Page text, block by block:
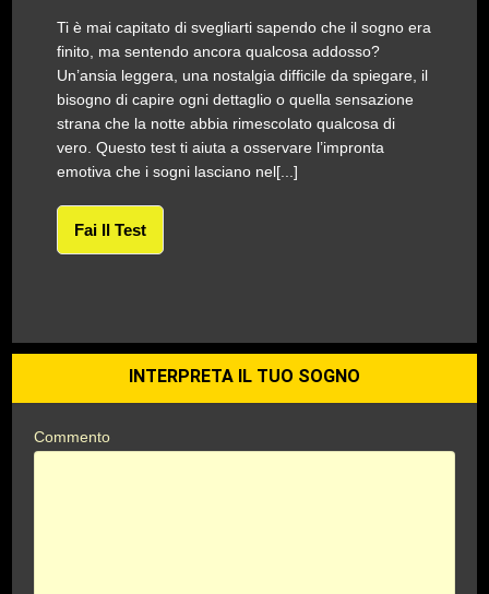
Ti è mai capitato di svegliarti sapendo che il sogno era
finito, ma sentendo ancora qualcosa addosso?
Un’ansia leggera, una nostalgia difficile da spiegare, il
bisogno di capire ogni dettaglio o quella sensazione
strana che la notte abbia rimescolato qualcosa di
vero. Questo test ti aiuta a osservare l’impronta
emotiva che i sogni lasciano nel[...]
Fai Il Test
INTERPRETA IL TUO SOGNO
Commento